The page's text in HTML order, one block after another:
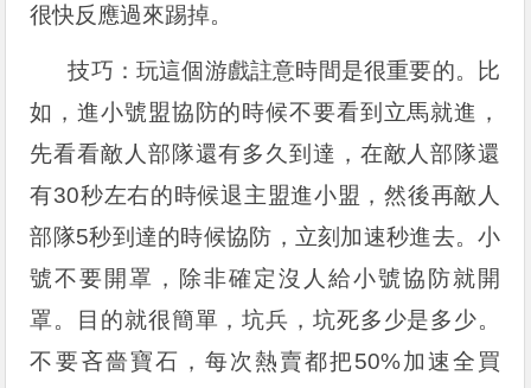
很快反應過來踢掉。
技巧：玩這個游戲註意時間是很重要的。比
如，進小號盟協防的時候不要看到立馬就進，
先看看敵人部隊還有多久到達，在敵人部隊還
有30秒左右的時候退主盟進小盟，然後再敵人
部隊5秒到達的時候協防，立刻加速秒進去。小
號不要開罩，除非確定沒人給小號協防就開
罩。目的就很簡單，坑兵，坑死多少是多少。
不要吝嗇寶石，每次熱賣都把50%加速全買